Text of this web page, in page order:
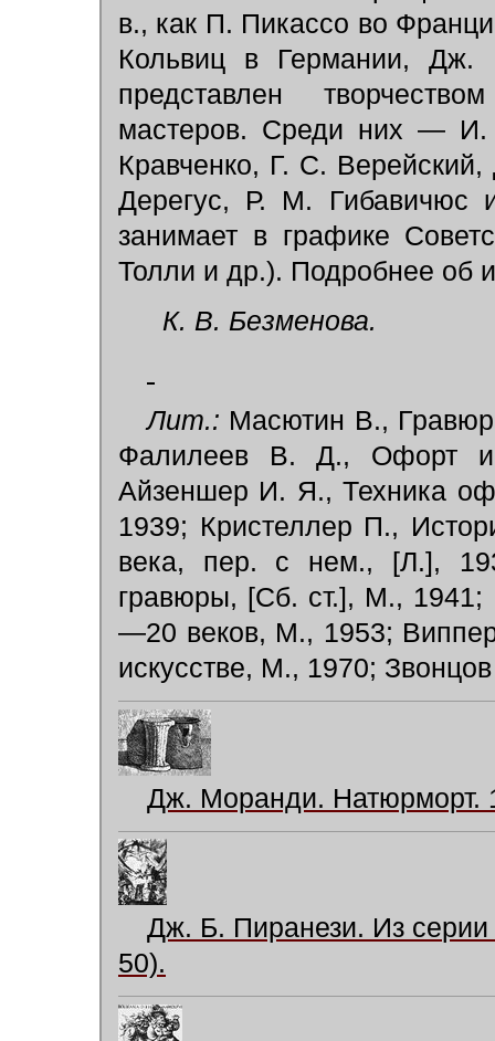
в., как П. Пикассо во
Кольвиц в Германии, Дж.
представлен
мастеров. Среди них —
Кравченко, Г. С.
Дерегус, Р. М. Гибавичюс
занимает в графике
Толли и др.). Подробнее об
К. В. Безменова.
Лит.: Масютин В.,
Фалилеев В. Д., Офорт
Айзеншер И. Я., Техника
1939; Кристеллер П.,
века, пер. с нем., [Л.],
гравюры, [Сб. ст.], М.,
—20 веков, М., 1953;
искусстве, М., 1970;
Дж. Моранди. Натюрморт.
Дж. Б. Пиранези. Из
50).